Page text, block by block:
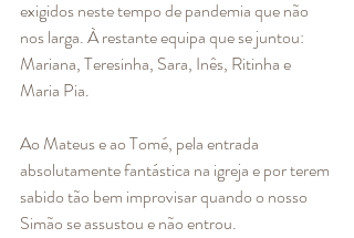
exigidos neste tempo de pandemia que não
nos larga. À restante equipa que se juntou:
Mariana, Teresinha, Sara, Inês, Ritinha e
Maria Pia.
Ao Mateus e ao Tomé, pela entrada
absolutamente fantástica na igreja e por terem
sabido tão bem improvisar quando o nosso
Simão se assustou e não entrou.